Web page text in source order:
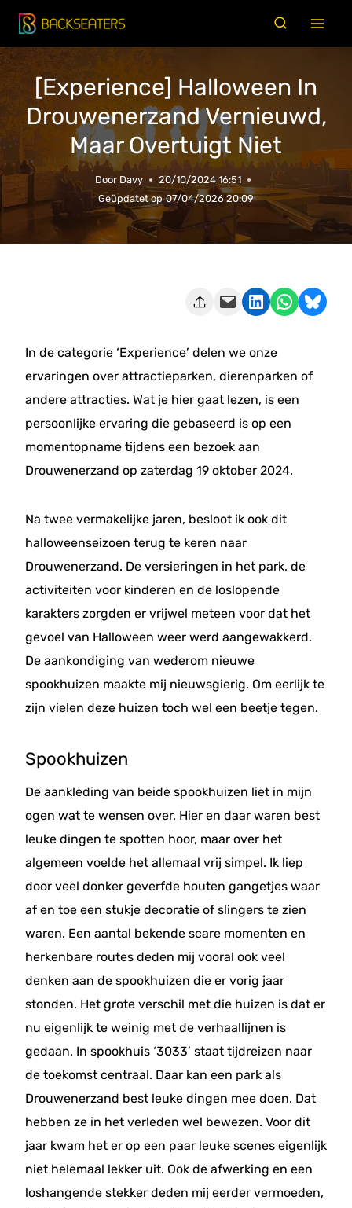
Doorgaan
naar
inhoud
[Experience] Halloween In
Drouwenerzand Vernieuwd,
Maar Overtuigt Niet
Door Davy
20/10/2024 16:51
Geüpdatet op 07/04/2026 20:09
Deze pagina e-mailen Delen op LinkedIn Delen via WhatsApp Share on Bluesky
In de categorie ‘Experience’ delen we onze
ervaringen over attractieparken, dierenparken of
andere attracties. Wat je hier gaat lezen, is een
persoonlijke ervaring die gebaseerd is op een
momentopname tijdens een bezoek aan
Drouwenerzand op zaterdag 19 oktober 2024.
Na twee vermakelijke jaren, besloot ik ook dit
halloweenseizoen terug te keren naar
Drouwenerzand. De versieringen in het park, de
activiteiten voor kinderen en de loslopende
karakters zorgden er vrijwel meteen voor dat het
gevoel van Halloween weer werd aangewakkerd.
De aankondiging van wederom nieuwe
spookhuizen maakte mij nieuwsgierig. Om eerlijk te
zijn vielen deze huizen toch wel een beetje tegen.
Spookhuizen
De aankleding van beide spookhuizen liet in mijn
ogen wat te wensen over. Hier en daar waren best
leuke dingen te spotten hoor, maar over het
algemeen voelde het allemaal vrij simpel. Ik liep
door veel donker geverfde houten gangetjes waar
af en toe een stukje decoratie of slingers te zien
waren. Een aantal bekende scare momenten en
herkenbare routes deden mij vooral ook veel
denken aan de spookhuizen die er vorig jaar
stonden. Het grote verschil met die huizen is dat er
nu eigenlijk te weinig met de verhaallijnen is
gedaan. In spookhuis ‘3033’ staat tijdreizen naar
de toekomst centraal. Daar kan een park als
Drouwenerzand best leuke dingen mee doen. Dat
hebben ze in het verleden wel bewezen. Voor dit
jaar kwam het er op een paar leuke scenes eigenlijk
niet helemaal lekker uit. Ook de afwerking en een
loshangende stekker deden mij eerder vermoeden,